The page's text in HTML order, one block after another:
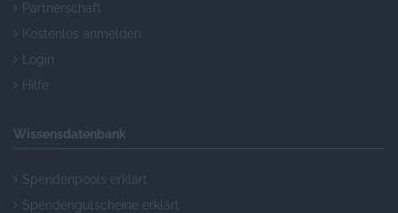
Partnerschaft
Kostenlos anmelden
Login
Hilfe
Wissensdatenbank
Spendenpools erklärt
Spendengutscheine erklärt